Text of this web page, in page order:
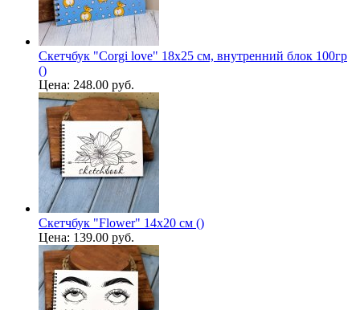
Скетчбук "Сorgi love" 18х25 см, внутренний блок 100гр
()
Цена: 248.00 руб.
Скетчбук "Flower" 14х20 см ()
Цена: 139.00 руб.